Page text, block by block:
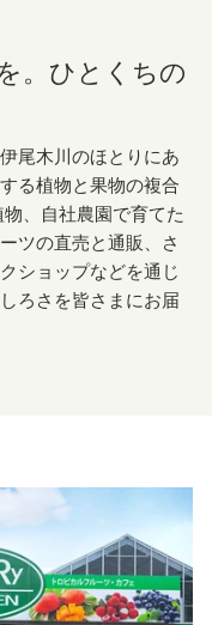
。ひとくちの
尾木川のほとりにあ
る植物と果物の複合
、自社農園で育てた
ツの直売と通販、さ
ショップなどを通じ
ろさを皆さまにお届